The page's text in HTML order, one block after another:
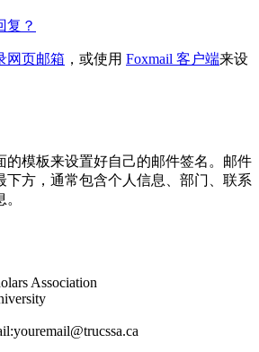
复？
网页邮箱 ，或使用 Foxmail 客户端来设
的模板来设置好自己的邮件签名。邮件
下方，通常包含个人信息、部门、联系
Association